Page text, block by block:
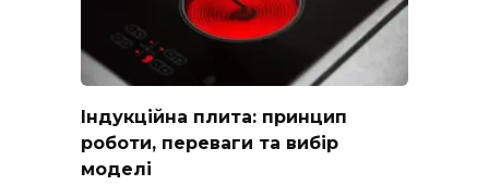
Індукційна плита: принцип
роботи, переваги та вибір
моделі